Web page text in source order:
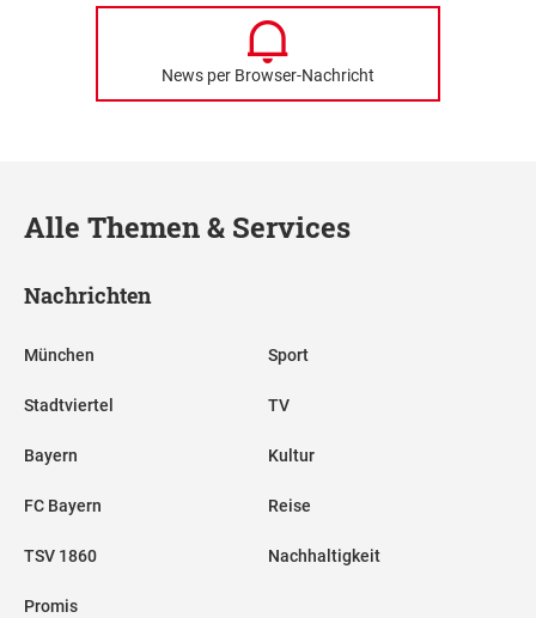
News per Browser-Nachricht
Alle Themen & Services
Nachrichten
München
Stadtviertel
Bayern
FC Bayern
TSV 1860
Promis
Sport
TV
Kultur
Reise
Nachhaltigkeit